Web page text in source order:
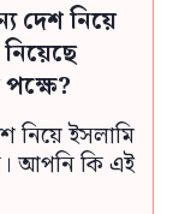
দেশ নিয়ে
নিয়ে ইসলামি
আপনি কি এই